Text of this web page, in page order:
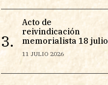
3.
Acto de
reivindicación
memorialista 18 julio
11 JULIO 2026